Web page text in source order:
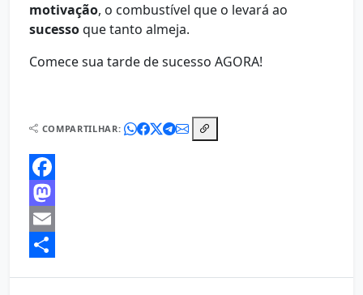
motivação, o combustível que o levará ao
sucessoque tanto almeja.
Comece sua tarde de sucesso AGORA!
COMPARTILHAR:
Facebook
Mastodon
Email